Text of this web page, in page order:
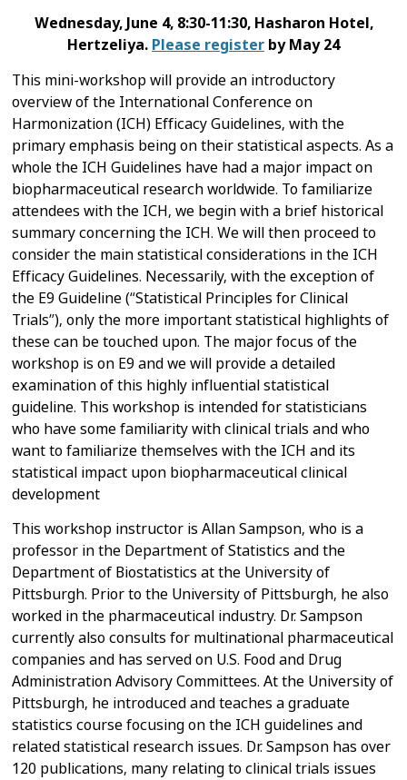
Wednesday, June 4, 8:30-11:30, Hasharon Hotel,
Hertzeliya. Please register by May24
This mini-workshop will provide an introductory
overview of the International Conference on
Harmonization (ICH) Efficacy Guidelines, with the
primary emphasis being on their statistical aspects.As a
whole the ICH Guidelines have had a major impact on
biopharmaceutical research worldwide. To familiarize
attendees with the ICH, we begin with a brief historical
summary concerning the ICH. We will then proceed to
consider the main statistical considerations in the ICH
Efficacy Guidelines. Necessarily, with the exception of
the E9 Guideline (“Statistical Principles for Clinical
Trials”), only the more important statistical highlights of
these can be touched upon. The major focus of the
workshop is on E9 and we will provide a detailed
examination of this highly influential statistical
guideline. This workshop is intended for statisticians
who have some familiarity with clinical trials and who
want to familiarize themselves with the ICH and its
statistical impact upon biopharmaceutical clinical
development
This workshop instructor is Allan Sampson, who is a
professor in the Department of Statistics and the
Department of Biostatistics at the University of
Pittsburgh. Prior to the University of Pittsburgh, he also
worked in the pharmaceutical industry. Dr. Sampson
currently also consults for multinational pharmaceutical
companies and has served on U.S. Food and Drug
Administration Advisory Committees. At the University of
Pittsburgh, he introduced and teaches a graduate
statistics course focusing on the ICH guidelines and
related statistical research issues. Dr. Sampson has over
120 publications, many relating to clinical trials issues